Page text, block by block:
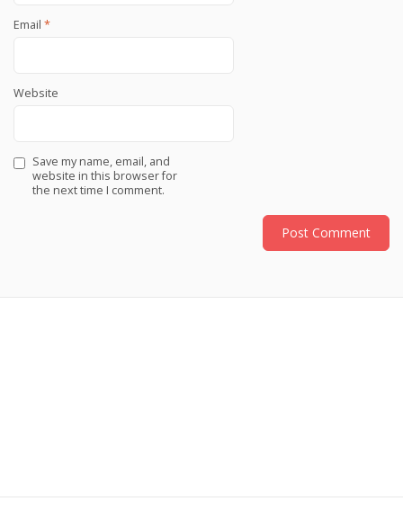
Email *
Website
Save my name, email, and
website in this browser for
the next time I comment.